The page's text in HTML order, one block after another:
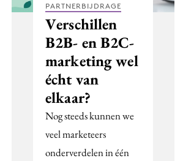
PARTNERBIJDRAGE
Verschillen
B2B- en B2C-
marketing wel
écht van
elkaar?
Nog steeds kunnen we
veel marketeers
onderverdelen in één